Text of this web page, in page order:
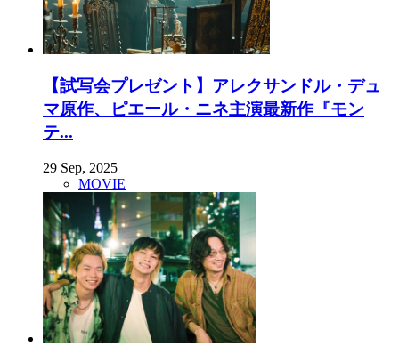
【試写会プレゼント】アレクサンドル・デュ
マ原作、ピエール・ニネ主演最新作『モン
テ...
29 Sep, 2025
MOVIE